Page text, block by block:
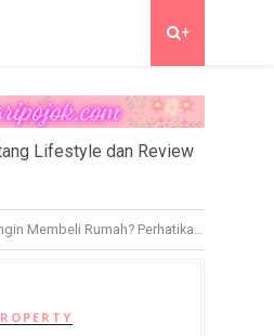
+
Lifestyle dan Review
Membeli Rumah? Perhatikan tips berikut!